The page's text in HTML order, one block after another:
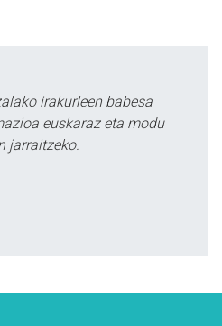
irakurleen babesa
euskaraz eta modu
jarraitzeko.